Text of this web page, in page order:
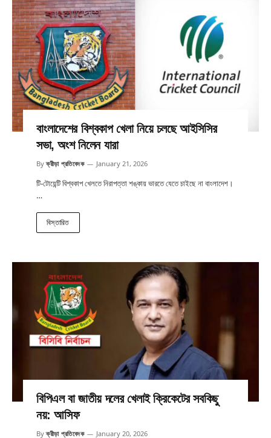
বাংলাদেশের বিশ্বকাপ খেলা নিয়ে চলছে আইসিসির
সভা, অংশ নিলেন যারা
By ক্রীড়া প্রতিবেদক January 21, 2026
টি-টোয়েন্টি বিশ্বকাপ খেলতে নিরাপত্তা শঙ্কায় ভারতে যেতে চাইছে না বাংলাদেশ।
…
বিস্তারিত
বিপিএল বা জাতীয় দলের খেলাই ক্রিকেটের সবকিছু
নয়: আসিফ
By ক্রীড়া প্রতিবেদক January 20, 2026